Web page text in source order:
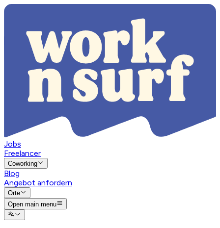
Jobs
Freelancer
Coworking
Blog
Angebot anfordern
Orte
Open main menu